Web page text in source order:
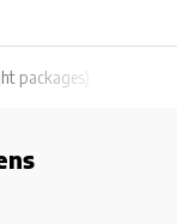
packages)